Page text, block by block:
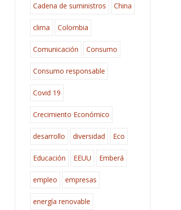
Cadena de suministros China
clima Colombia
Comunicación Consumo
Consumo responsable
Covid 19
Crecimiento Económico
desarrollo diversidad Eco
Educación EEUU Emberá
empleo empresas
energía renovable